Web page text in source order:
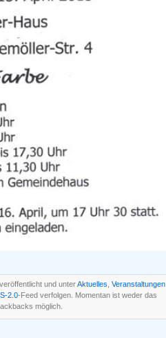
und unterAktuelles Veranstaltungen
2.0-Feed verfolgen. Momentan ist weder das
möglich.